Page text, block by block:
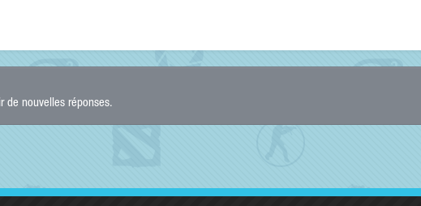
de nouvelles réponses.